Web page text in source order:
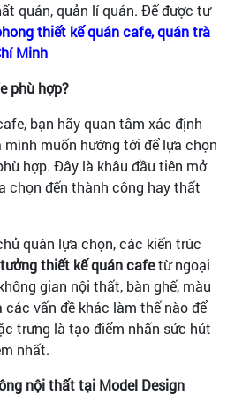
quán, quản lí quán. Để được tư
thiết kế quán cafe, quán trà
Minh
phù hợp?
bạn hãy quan tâm xác định
muốn hướng tới để lựa chọn
hợp. Đây là khâu đầu tiên mở
chọn đến thành công hay thất
quán lựa chọn, các kiến trúc
thiết kế quán cafetừ ngoại
gian nội thất, bàn ghế, màu
các vấn đề khác làm thế nào để
trưng là tạo điểm nhấn sức hút
nhất.
nội thất tại Model Design